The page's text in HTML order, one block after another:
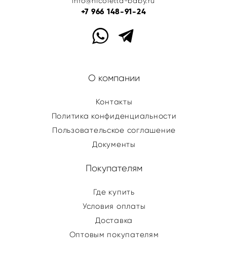
+7 966 148-91-24
О компании
Контакты
Политика конфиденциальности
Пользовательское соглашение
Документы
Покупателям
Где купить
Условия оплаты
Доставка
Оптовым покупателям